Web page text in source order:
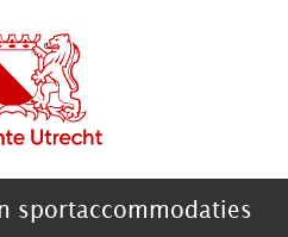
sportaccommodaties